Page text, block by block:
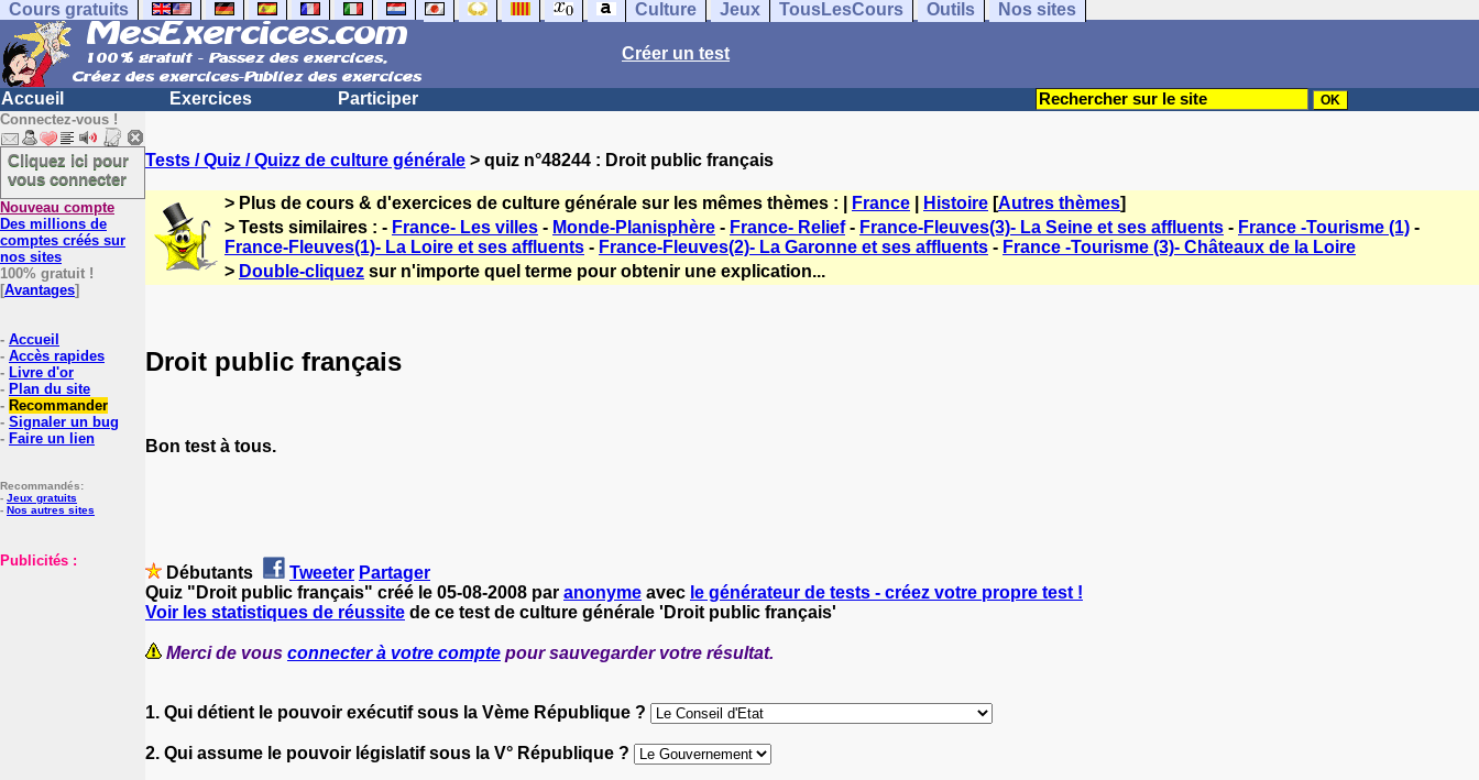
Cours gratuits Culture Jeux TousLesCours Outils Nos sites
Créer un test
Accueil Exercices Participer
Connectez-vous !
Cliquez ici pour
vous connecter
Nouveau compte
Des millions de
comptes créés sur
nos sites
100% gratuit !
[Avantages]
- Accueil
- Accès rapides
- Livre d'or
- Plan du site
- Recommander
- Signaler un bug
- Faire un lien
Recommandés:
- Jeux gratuits
- Nos autres sites
Publicités :
Tests / Quiz / Quizz de culture générale > quiz n°48244 : Droit public français
> Plus de cours & d'exercices de culture générale sur les mêmes thèmes : | France Histoire [Autres thèmes]
> Tests similaires : - France- Les villes - Monde-Planisphère - France- Relief- France-Fleuves(3)- La Seine et ses affluents - France -Tourisme (1) -
France-Fleuves(1)- La Loire et ses affluents - France-Fleuves(2)- La Garonne et ses affluents - France -Tourisme (3)- Châteaux de la Loire
> Double-cliquez sur n'importe quel terme pour obtenir une explication...
Droit public français
Bon test à tous.
Débutants Tweeter Partager
Quiz "Droit public français" créé le 05-08-2008 par anonyme avec le générateur de tests - créez votre propre test !
Voir les statistiques de réussite de ce test de culture générale 'Droit public français'
Merci de vous connecter à votre compte pour sauvegarder votre résultat.
1. Qui détient le pouvoir exécutif sous la Vème République ?
2. Qui assume le pouvoir législatif sous la V° République ?